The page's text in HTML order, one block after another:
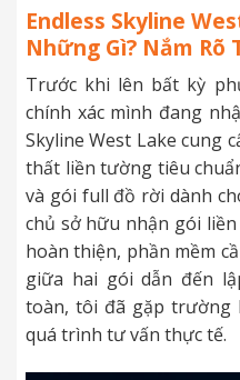
Endless Skyline
Những Gì? Nắm Rõ
Trước khi lên bất kỳ
chính xác mình đang
Skyline West Lake cung
thất liền tường tiêu
và gói full đồ rời dành
chủ sở hữu nhận gói
hoàn thiện, phần mềm
giữa hai gói dẫn đến
toàn, tôi đã gặp trường
quá trình tư vấn thực tế.